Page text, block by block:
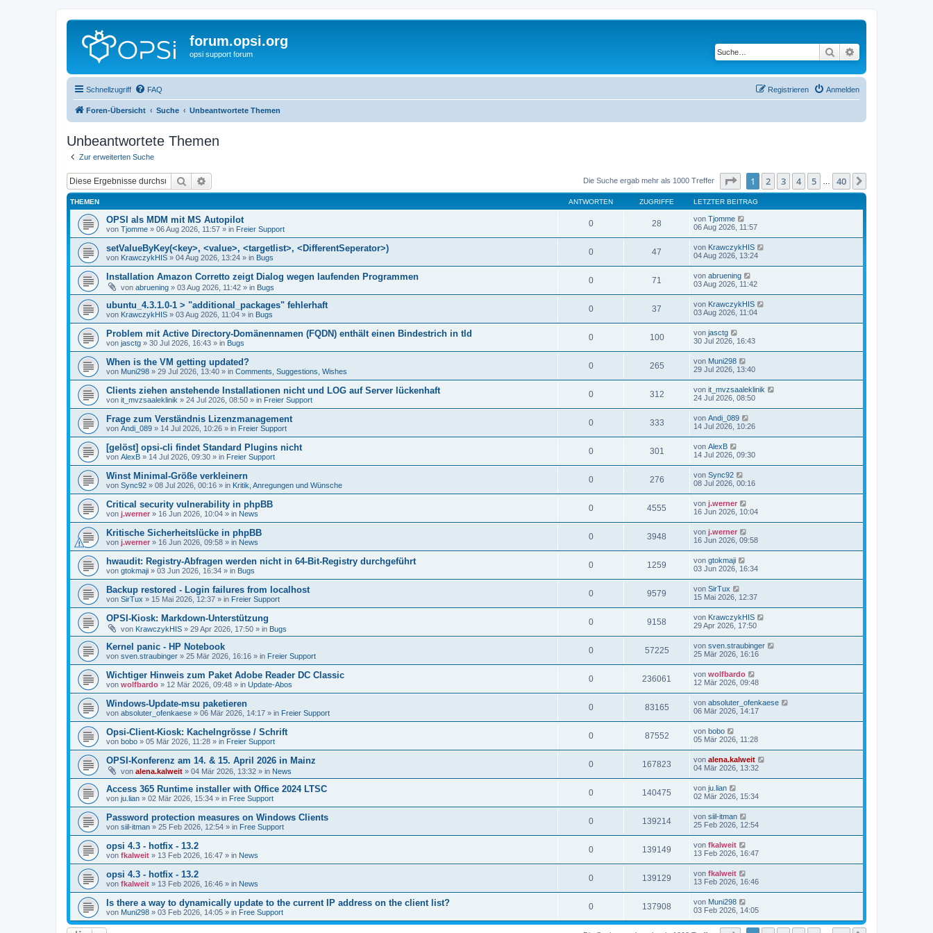
forum.opsi.org
opsi support forum Suche
Schnellzugriff FAQ Anmelden
Registrieren
Foren-Übersicht Suche Unbeantwortete Themen
Unbeantwortete Themen
Zur erweiterten Suche
Suche Die Suche ergab mehr als 1000 Treffer Seite von40
1 2 3 4 5 40
THEMEN ANTWORTEN ZUGRIFFE LETZTER BEITRAG
OPSI als MDM mit MS Autopilot
von Tjomme » 06 Aug 2026, 11:57 » in Freier Support
0 28 von Tjomme
06 Aug 2026, 11:57
setValueByKey(<key>, <value>, <targetlist>, <DifferentSeperator>)
von KrawczykHIS » 04 Aug 2026, 13:24 » in Bugs
0 47 von KrawczykHIS
04 Aug 2026, 13:24
Installation Amazon Corretto zeigt Dialog wegen laufenden Programmen
von abruening » 03 Aug 2026, 11:42 » in Bugs
0 71 von abruening
03 Aug 2026, 11:42
ubuntu_4.3.1.0-1 > "additional_packages" fehlerhaft
von KrawczykHIS » 03 Aug 2026, 11:04 » in Bugs
0 37 von KrawczykHIS
03 Aug 2026, 11:04
Problem mit Active Directory-Domänennamen (FQDN) enthält einen Bindestrich in tld
von jasctg » 30 Jul 2026, 16:43 » in Bugs
0 100 von jasctg
30 Jul 2026, 16:43
When is the VM getting updated?
von Muni298 » 29 Jul 2026, 13:40 » in Comments, Suggestions, Wishes
0 265 von Muni298
29 Jul 2026, 13:40
Clients ziehen anstehende Installationen nicht und LOG auf Server lückenhaft
von it_mvzsaaleklinik » 24 Jul 2026, 08:50 » in Freier Support
0 312 von it_mvzsaaleklinik
24 Jul 2026, 08:50
Frage zum Verständnis Lizenzmanagement
von Andi_089 » 14 Jul 2026, 10:26 » in Freier Support
0 333 von Andi_089
14 Jul 2026, 10:26
[gelöst] opsi-cli findet Standard Plugins nicht
von AlexB » 14 Jul 2026, 09:30 » in Freier Support
0 301 von AlexB
14 Jul 2026, 09:30
Winst Minimal-Größe verkleinern
von Sync92 » 08 Jul 2026, 00:16 » in Kritik, Anregungen und Wünsche
0 276 von Sync92
08 Jul 2026, 00:16
Critical security vulnerability in phpBB
von j.werner » 16 Jun 2026, 10:04 » in News
0 4555 von j.werner
16 Jun 2026, 10:04
Kritische Sicherheitslücke in phpBB
von j.werner » 16 Jun 2026, 09:58 » in News
0 3948 von j.werner
16 Jun 2026, 09:58
hwaudit: Registry-Abfragen werden nicht in 64-Bit-Registry durchgeführt
von gtokmaji » 03 Jun 2026, 16:34 » in Bugs
0 1259 von gtokmaji
03 Jun 2026, 16:34
Backup restored - Login failures from localhost
von SirTux » 15 Mai 2026, 12:37 » in Freier Support
0 9579 von SirTux
15 Mai 2026, 12:37
OPSI-Kiosk: Markdown-Unterstützung
von KrawczykHIS » 29 Apr 2026, 17:50 » in Bugs
0 9158 von KrawczykHIS
29 Apr 2026, 17:50
Kernel panic - HP Notebook
von sven.straubinger » 25 Mär 2026, 16:16 » in Freier Support
0 57225 von sven.straubinger
25 Mär 2026, 16:16
Wichtiger Hinweis zum Paket Adobe Reader DC Classic
von wolfbardo » 12 Mär 2026, 09:48 » in Update-Abos
0 236061 von wolfbardo
12 Mär 2026, 09:48
Windows-Update-msu paketieren
von absoluter_ofenkaese » 06 Mär 2026, 14:17 » in Freier Support
0 83165 von absoluter_ofenkaese
06 Mär 2026, 14:17
Opsi-Client-Kiosk: Kachelngrösse / Schrift
von bobo » 05 Mär 2026, 11:28 » in Freier Support
0 87552 von bobo
05 Mär 2026, 11:28
OPSI-Konferenz am 14. & 15. April 2026 in Mainz
von alena.kalweit » 04 Mär 2026, 13:32 » in News
0 167823 von alena.kalweit
04 Mär 2026, 13:32
Access 365 Runtime installer with Office 2024 LTSC
von ju.lian » 02 Mär 2026, 15:34 » in Free Support
0 140475 von ju.lian
02 Mär 2026, 15:34
Password protection measures on Windows Clients
von siil-itman » 25 Feb 2026, 12:54 » in Free Support
0 139214 von siil-itman
25 Feb 2026, 12:54
opsi 4.3 - hotfix - 13.2
von fkalweit » 13 Feb 2026, 16:47 » in News
0 139149 von fkalweit
13 Feb 2026, 16:47
opsi 4.3 - hotfix - 13.2
von fkalweit » 13 Feb 2026, 16:46 » in News
0 139129 von fkalweit
13 Feb 2026, 16:46
Is there a way to dynamically update to the current IP address on the client list?
von Muni298 » 03 Feb 2026, 14:05 » in Free Support
0 137908 von Muni298
03 Feb 2026, 14:05